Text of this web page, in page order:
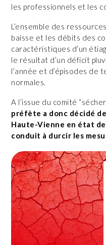
les professionnels et les
L’ensemble des
baisse et les débits des
caractéristiques d’un
le résultat d’un déficit
l’année et d’épisodes de
normales.
A l’issue du comité
préfète a donc décidé
Haute-Vienne en état
conduit à durcir les